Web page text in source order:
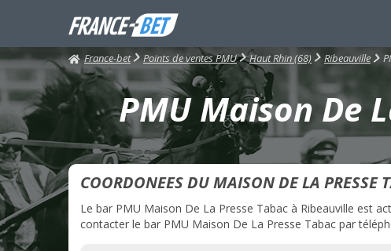
France-bet Points de ventes PMU Haut Rhin (68) Ribeauville
PMU Maison De
COORDONEES DU MAISON DE LA PRESSE
Le bar PMU Maison De La Presse Tabac à Ribeauville est
contacter le bar PMU Maison De La Presse Tabac par